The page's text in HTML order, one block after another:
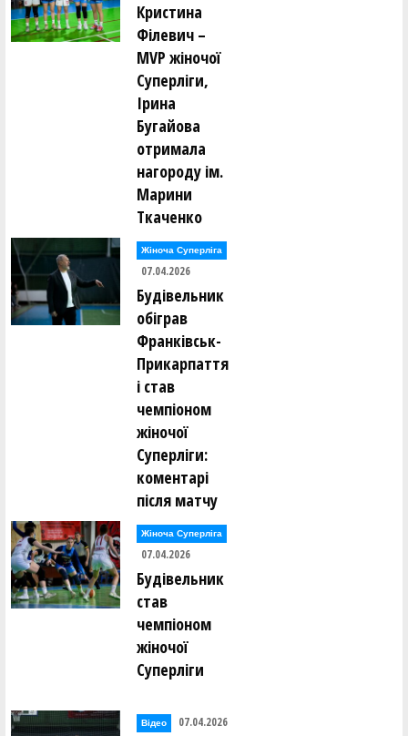
Кристина
Філевич –
MVP жіночої
Суперліги,
Ірина
Бугайова
отримала
нагороду ім.
Марини
Ткаченко
Жіноча Суперліга
07.04.2026
Будівельник
обіграв
Франківськ-
Прикарпаття
і став
чемпіоном
жіночої
Суперліги:
коментарі
після матчу
Жіноча Суперліга
07.04.2026
Будівельник
став
чемпіоном
жіночої
Суперліги
Відео 07.04.2026